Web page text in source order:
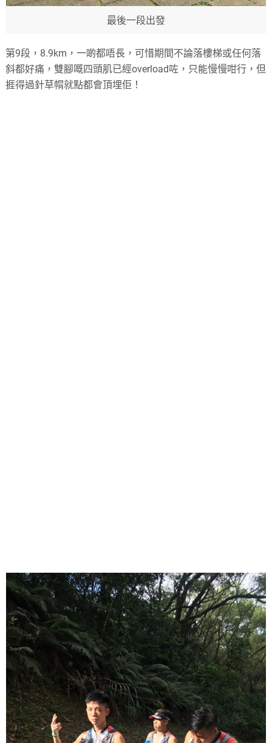
最後一段出發
第9段，8.9km，一啲都唔長，可惜期間不論落樓梯或任何落
斜都好痛，雙腳嘅四頭肌已經overload咗，只能慢慢咁行，但
捱得過針草㡌就點都會頂埋佢！